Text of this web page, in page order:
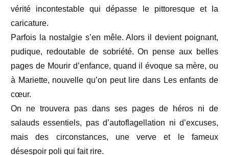
vérité incontestable qui dépasse le pittoresque et la
caricature.
Parfois la nostalgie s’en mêle. Alors il devient poignant,
pudique, redoutable de sobriété. On pense aux belles
pages de Mourir d’enfance, quand il évoque sa mère, ou
à Mariette, nouvelle qu’on peut lire dans Les enfants de
cœur.
On ne trouvera pas dans ses pages de héros ni de
salauds essentiels, pas d’autoflagellation ni d’excuses,
mais des circonstances, une verve et le fameux
désespoir poli qui fait rire.